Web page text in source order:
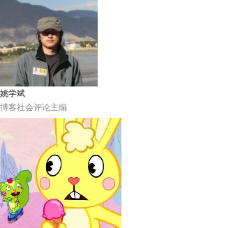
姚学斌
博客社会评论主编